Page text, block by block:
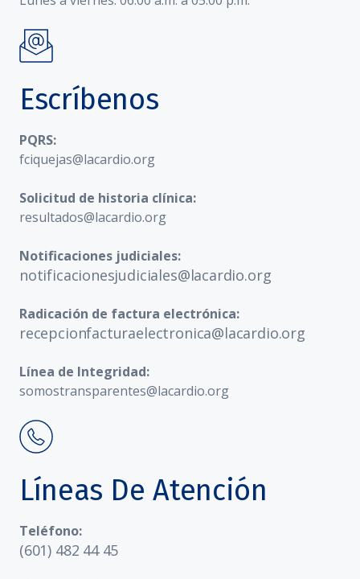
Escríbenos
PQRS:
fciquejas@lacardio.org
Solicitud de historia clínica:
resultados@lacardio.org
Notificaciones judiciales:
notificacionesjudiciales@lacardio.org
Radicación de factura electrónica:
recepcionfacturaelectronica@lacardio.org
Línea de Integridad:
somostransparentes@lacardio.org
Líneas De Atención
Teléfono:
(601) 482 44 45